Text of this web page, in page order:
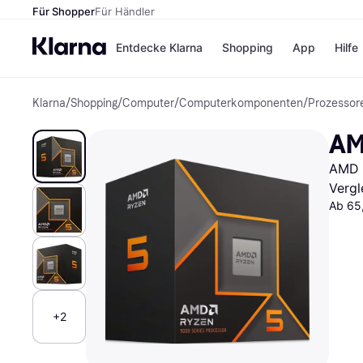
Für ShopperFür Händler
Entdecke Klarna
Zahlungsmethoden
Bezahle in 3
Bezahle in bis zu 30
Ratenzahlung
Shopping
Shops
eBay
Temu
SHEIN
App Hilfe
Klarna/Shopping/Computer/Computerkomponenten/
+2
AMD
Ab